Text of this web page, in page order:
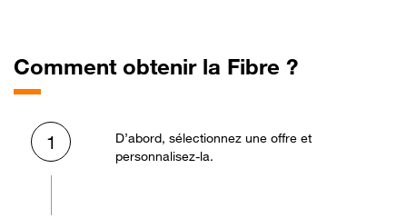
Comment obtenir la Fibre ?
1
D’abord, sélectionnez une offre et
personnalisez-la.